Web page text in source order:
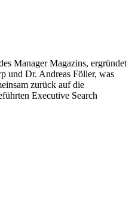
Manager Magazins, ergründet
und Dr. Andreas Föller, was
zurück auf die
Executive Search